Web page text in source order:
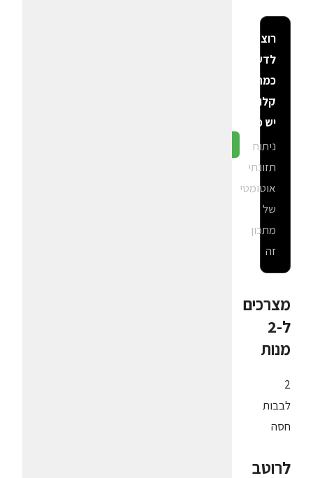
רוצה
לדעת
כמה
קלוריות
יש פה?
ניתוח
תזונתי
אוטומטי
של
מתכון
זה
מצרכים
ל-2
מנות
2
לבבות
חסה
לרוטב